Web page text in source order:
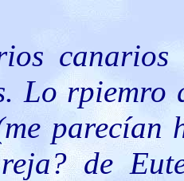
Lo rpiemro
de